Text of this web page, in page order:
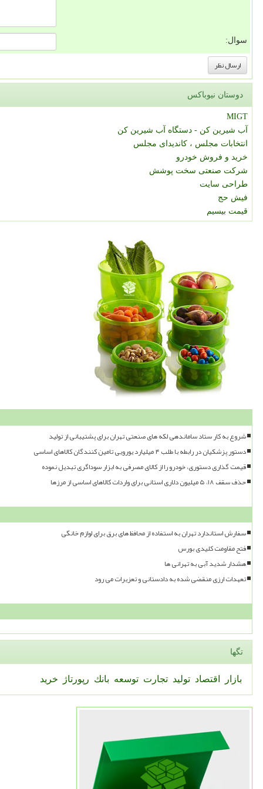
سوال:
دوستان نیوباکس
MIGT
آب شیرین کن - دستگاه آب شیرین کن
انتخابات مجلس ، کاندیدای مجلس
خرید و فروش خودرو
شرکت صنعتی سخت پوشش
طراحی سایت
فیش حج
قیمت بیسیم
شروع به کار ستاد ساماندهی لکه های صنعتی تهران برای پشتیبانی از تولید
دستور پزشکیان در رابطه با طلب ۴ میلیارد یورویی تامین کنندگان کالاهای اساسی
قیمت گذاری دستوری، خودرو را از کالای مصرفی به ابزار سوداگری تبدیل نموده
حذف سقف ۱۸، ۵ میلیون دلاری استانی برای واردات کالاهای اساسی از مرزها
سفارش استاندارد تهران به استفاده از محافظ های برق برای لوازم خانگی
فتح مقاومت کلیدی بورس
هشدار شدید آبی به تهرانی ها
تعهدات ارزی منقضی شده به دادستانی و تعزیرات می رود
تگها
بازار اقتصاد تولید تجارت توسعه بانك رپورتاژ خرید